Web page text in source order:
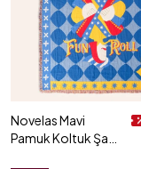
Novelas Mavi
Pamuk Koltuk Şalı